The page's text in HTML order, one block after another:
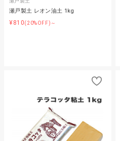
瀬戸製土 レオン油土 1kg
¥810(20%OFF)～